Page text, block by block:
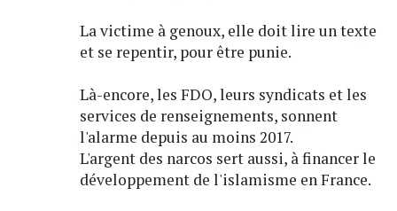
La victime à genoux, elle doit lire un texte
et se repentir, pour être punie.
Là-encore, les FDO, leurs syndicats et les
services de renseignements, sonnent
l'alarme depuis au moins 2017.
L'argent des narcos sert aussi, à financer le
développement de l'islamisme en France.